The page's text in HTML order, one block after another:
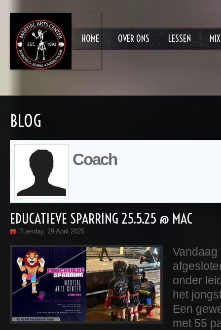
HOME OVER ONS LESSEN
BLOG
Coach
EDUCATIEVE SPARRING 25.5.25 @ MAC
Tuesday, 29 April 2025
onder
het
Een
met 55